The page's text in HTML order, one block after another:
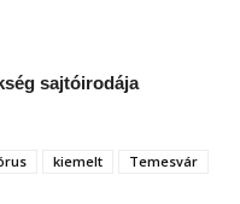
sajtóirodája
kiemelt Temesvár